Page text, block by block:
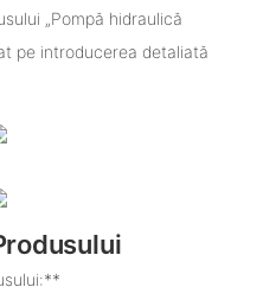
„Pompă hidraulică
pe introducerea detaliată